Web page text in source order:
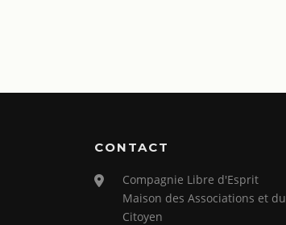
CONTACT
Compagnie Libre d'Esprit
Maison des Associations et du
Citoyen